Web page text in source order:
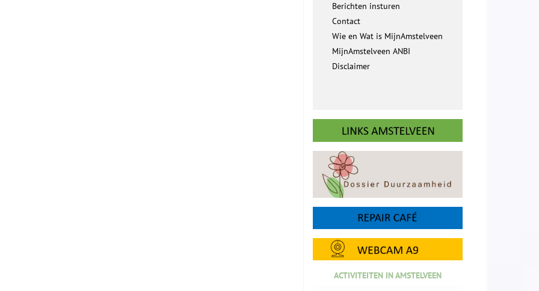
Berichten insturen
Contact
Wie en Wat is MijnAmstelveen
MijnAmstelveen ANBI
Disclaimer
ACTIVITEITEN IN AMSTELVEEN